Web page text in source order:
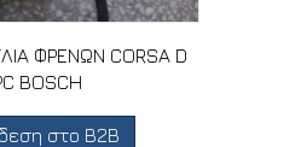
ΦΡΕΝΩΝ CORSA D
BOSCH
στο B2B